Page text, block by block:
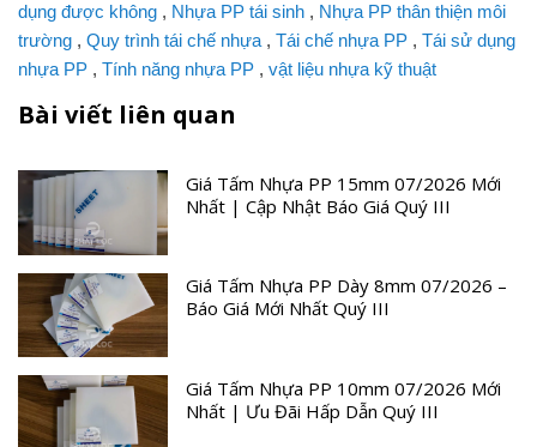
dụng được không , Nhựa PP tái sinh , Nhựa PP thân thiện môi
trường , Quy trình tái chế nhựa , Tái chế nhựa PP , Tái sử dụng
nhựa PP , Tính năng nhựa PP , vật liệu nhựa kỹ thuật
Bài viết liên quan
Giá Tấm Nhựa PP 15mm 07/2026 Mới
Nhất | Cập Nhật Báo Giá Quý III
Giá Tấm Nhựa PP Dày 8mm 07/2026 –
Báo Giá Mới Nhất Quý III
Giá Tấm Nhựa PP 10mm 07/2026 Mới
Nhất | Ưu Đãi Hấp Dẫn Quý III